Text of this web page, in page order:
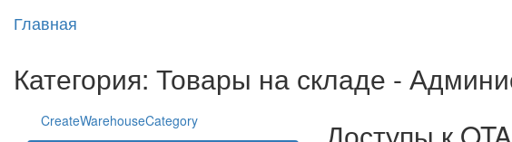
Главная
Категория: Товары на складе -
CreateWarehouseCategory